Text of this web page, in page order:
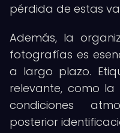
pérdida de estas
Además, la
fotografías es
a largo plazo.
relevante, como
condiciones
posterior